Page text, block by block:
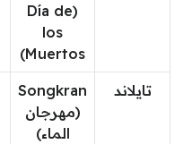
(Día de
los
Muertos)
تايلاند
Songkran
(مهرجان
الماء)